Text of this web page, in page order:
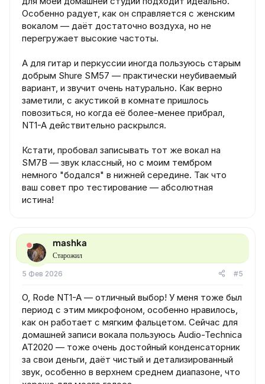
Особенно радует, как он справляется с женским
вокалом — даёт достаточно воздуха, но не
перегружает высокие частоты.
А для гитар и перкуссии иногда пользуюсь старым
добрым Shure SM57 — практически неубиваемый
вариант, и звучит очень натурально. Как верно
заметили, с акустикой в комнате пришлось
повозиться, но когда её более-менее прибрал,
NT1-A действительно раскрылся.
Кстати, пробовал записывать тот же вокал на
SM7B — звук классный, но с моим тембром
немного "бодался" в нижней середине. Так что
ваш совет про тестирование — абсолютная
истина!
mashka
Старожил
5 Фев 2026 #5
О, Rode NT1-A — отличный выбор! У меня тоже был
период с этим микрофоном, особенно нравилось,
как он работает с мягким фальцетом. Сейчас для
домашней записи вокала пользуюсь Audio-Technica
AT2020 — тоже очень достойный конденсаторник
за свои деньги, даёт чистый и детализированный
звук, особенно в верхнем среднем диапазоне, что